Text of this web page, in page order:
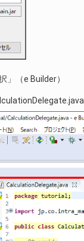
」（e Builder）